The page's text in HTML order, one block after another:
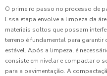
O primeiro passo no processo de
Essa etapa envolve a limpeza da
materiais soltos que possam
terreno é fundamental para
estável. Após a limpeza, é
consiste em nivelar e compactar o
para a pavimentação. A